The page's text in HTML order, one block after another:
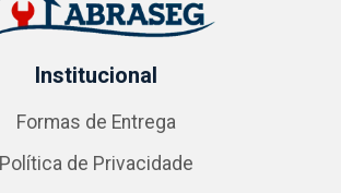
Institucional
Formas de Entrega
Política de Privacidade